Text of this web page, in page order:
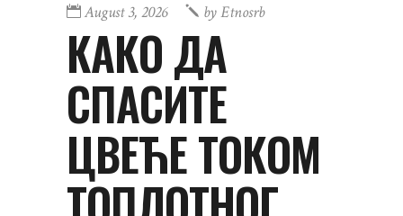
August 3, 2026 byEtnosrb
КАКО ДА
СПАСИТЕ
ЦВЕЋЕ ТОКОМ